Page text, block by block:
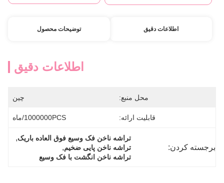
اطلاعات دقیق توضیحات محصول
اطلاعات دقیق
محل منبع: چین
قابلیت ارائه: 1000000PCS/ماه
برجسته کردن:
تراشه ناخن فک وسیع فوق العاده باریک,
تراشه ناخن پایی ضخیم,
تراشه ناخن انگشت با فک وسیع